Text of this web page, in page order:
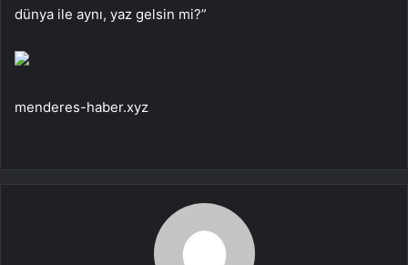
dünya ile aynı, yaz gelsin mi?”
menderes-haber.xyz